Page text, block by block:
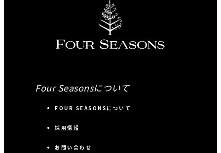
Four Seasonsについて
FOUR SEASONSについて
採用情報
お問い合わせ